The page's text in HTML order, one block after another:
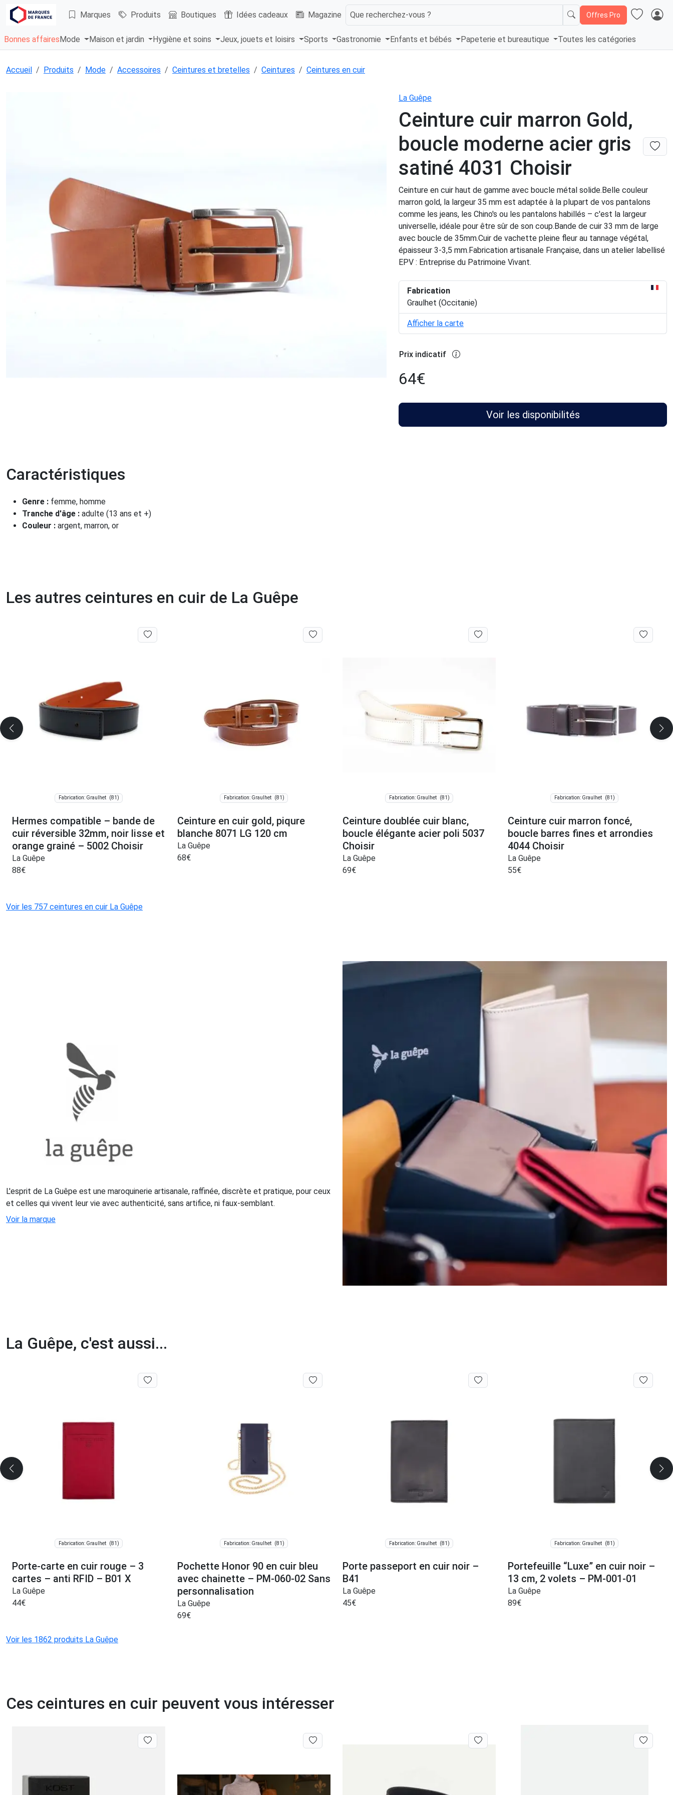
Marques Produits Boutiques Idées cadeaux Magazine Que recherchez-vous ? Offres Pro
Bonnes affaires Mode Maison et jardin Hygiène et soins Jeux, jouets et loisirs Sports Gastronomie Enfants et bébés Papeterie et bureautique Toutes les catégories
Accueil Produits Mode Accessoires Ceintures et bretelles Ceintures Ceintures en cuir
La Guêpe
Ceinture cuir marron Gold,
boucle moderne acier gris
satiné 4031 Choisir
Ceinture en cuir haut de gamme avec boucle métal solide.Belle couleur
marron gold, la largeur 35 mm est adaptée à la plupart de vos pantalons
comme les jeans, les Chino's ou les pantalons habillés – c'est la largeur
universelle, idéale pour être sûr de son coup.Bande de cuir 33 mm de large
avec boucle de 35mm.Cuir de vachette pleine fleur au tannage végétal,
épaisseur 3-3,5 mm.Fabrication artisanale Française, dans un atelier labellisé
EPV : Entreprise du Patrimoine Vivant.
Fabrication
Graulhet (Occitanie)
Afficher la carte
Prix indicatif
64€
Voir les disponibilités
Caractéristiques
Genre : femme, homme
Tranche d'âge : adulte (13 ans et +)
Couleur : argent, marron, or
Les autres ceintures en cuir de La Guêpe
Fabrication: Graulhet (81)
Hermes compatible – bande de
cuir réversible 32mm, noir lisse et
orange grainé – 5002 Choisir
La Guêpe
88€
Fabrication: Graulhet (81)
Ceinture en cuir gold, piqure
blanche 8071 LG 120 cm
La Guêpe
68€
Fabrication: Graulhet (81)
Ceinture doublée cuir blanc,
boucle élégante acier poli 5037
Choisir
La Guêpe
69€
Fabrication: Graulhet (81)
Ceinture cuir marron foncé,
boucle barres fines et arrondies
4044 Choisir
La Guêpe
55€
Voir les 757 ceintures en cuir La Guêpe
L'esprit de La Guêpe est une maroquinerie artisanale, raffinée, discrète et pratique, pour ceux
et celles qui vivent leur vie avec authenticité, sans artifice, ni faux-semblant.
Voir la marque
La Guêpe, c'est aussi...
Fabrication: Graulhet (81)
Porte-carte en cuir rouge – 3
cartes – anti RFID – B01 X
La Guêpe
44€
Fabrication: Graulhet (81)
Pochette Honor 90 en cuir bleu
avec chainette – PM-060-02 Sans
personnalisation
La Guêpe
69€
Fabrication: Graulhet (81)
Porte passeport en cuir noir –
B41
La Guêpe
45€
Fabrication: Graulhet (81)
Portefeuille “Luxe” en cuir noir –
13 cm, 2 volets – PM-001-01
La Guêpe
89€
Voir les 1862 produits La Guêpe
Ces ceintures en cuir peuvent vous intéresser